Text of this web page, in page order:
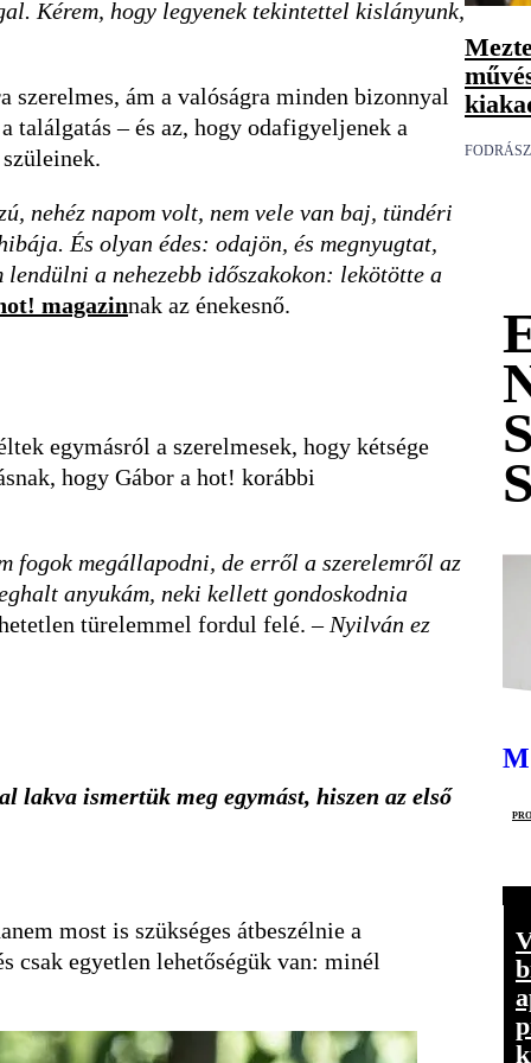
Kérem, hogy legyenek tekintettel kislányunk,
ám a valóságra minden bizonnyal
– és az, hogy odafigyeljenek a
nehéz napom volt, nem vele van baj, tündéri
És olyan édes: odajön, és megnyugtat,
a nehezebb időszakokon: lekötötte a
magazinnak az énekesnő.
egymásról a szerelmesek, hogy kétsége
hogy Gábor a hot! korábbi
fogok megállapodni, de erről a szerelemről az
anyukám, neki kellett gondoskodnia
türelemmel fordul felé. – Nyilván ez
lakva ismertük meg egymást, hiszen az első
most is szükséges átbeszélnie a
csak egyetlen lehetőségük van: minél